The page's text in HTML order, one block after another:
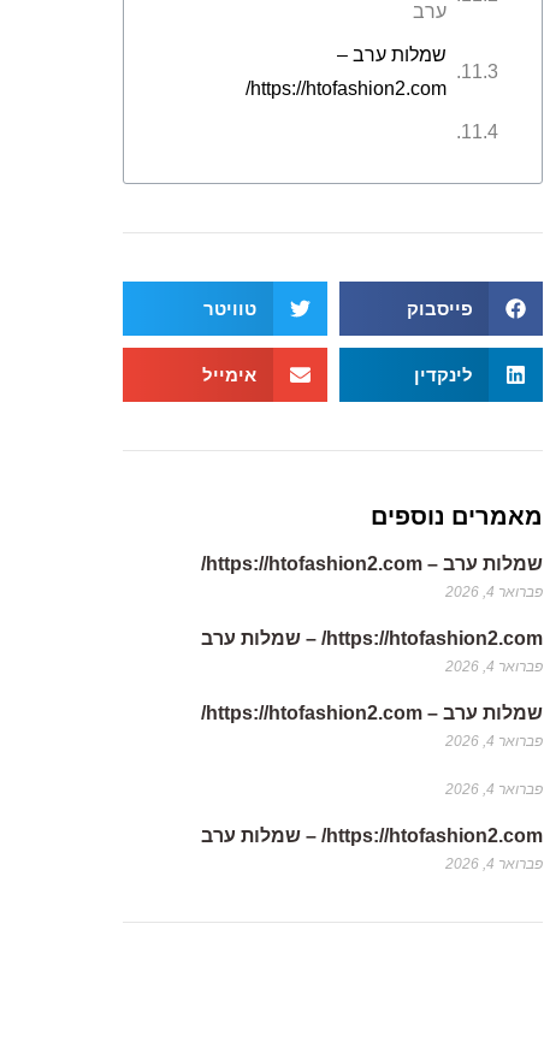
ערב
שמלות ערב –
https://htofashion2.com/
פייסבוק טוויטר
לינקדין אימייל
מאמרים נוספים
שמלות ערב – https://htofashion2.com/
פברואר 4, 2026
https://htofashion2.com/ – שמלות ערב
פברואר 4, 2026
שמלות ערב – https://htofashion2.com/
פברואר 4, 2026
פברואר 4, 2026
https://htofashion2.com/ – שמלות ערב
פברואר 4, 2026